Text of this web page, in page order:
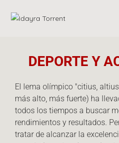
DEPORTE Y
El lema olímpico "citius,
más alto, más fuerte) ha
todos los tiempos a buscar
rendimientos y resultados.
tratar de alcanzar la